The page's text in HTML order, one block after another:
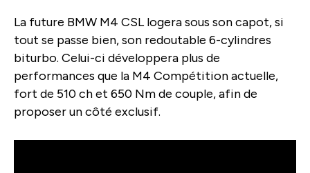
La future BMW M4 CSL logera sous son capot, si
tout se passe bien, son redoutable 6-cylindres
biturbo. Celui-ci développera plus de
performances que la M4 Compétition actuelle,
fort de 510 ch et 650 Nm de couple, afin de
proposer un côté exclusif.